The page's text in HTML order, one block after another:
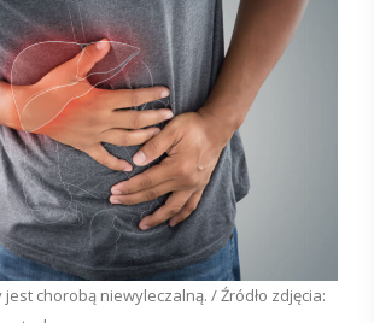
chorobą niewyleczalną. / Źródło zdjęcia: